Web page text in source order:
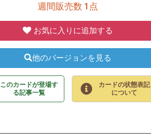
週間販売数 1点
お気に入りに追加する
他のバージョンを見る
このカードが登場す
る記事一覧
カードの状態表記
について